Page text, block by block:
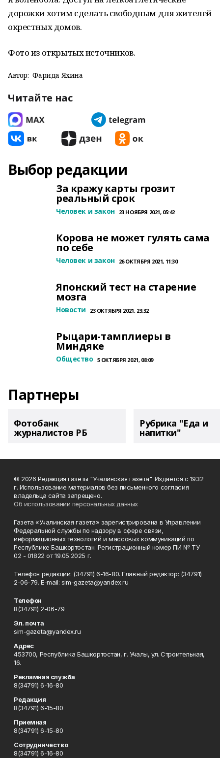
дорожки хотим сделать свободным для жителей
окрестных домов.
Фото из открытых источников.
Автор: Фарида Яхина
Читайте нас
Выбор редакции
За кражу карты грозит
реальный срок
Человек и закон 23 НОЯБРЯ 2021, 05:42
Корова не может гулять сама
по себе
Человек и закон 26 ОКТЯБРЯ 2021, 11:30
Японский тест на старение
мозга
Новости 23 ОКТЯБРЯ 2021, 23:32
Рыцари-тамплиеры в
Миндяке
Общество 5 ОКТЯБРЯ 2021, 08:09
Партнеры
Фотобанк
журналистов РБ
Рубрика "Еда и
напитки"
© 2026 Редакция газеты "Учалинская газета". Издается с 1932
г. Использование материалов без письменного согласия
владельца сайта запрещено.
Об использовании персональных данных
Газета «Учалинская газета» зарегистрирована в Управлении
Федеральной службы по надзору в сфере связи,
информационных технологий и массовых коммуникаций по
Республике Башкортостан. Регистрационный номер ПИ № ТУ
02 - 01822 от 19.05.2025 г.
Телефон редакции: (34791) 6-16-80. Главный редактор: (34791)
2-06-79. Е-mаil: sim-gazeta@yandex.ru
Телефон
8(34791) 2-06-79
Эл. почта
sim-gazeta@yandex.ru
Адрес
453700, Республика Башкортостан, г. Учалы, ул. Строительная,
16.
Рекламная служба
8(34791) 6-16-80
Редакция
8(34791) 6-15-80
Приемная
8(34791) 6-15-80
Сотрудничество
8(34791) 6-16-80